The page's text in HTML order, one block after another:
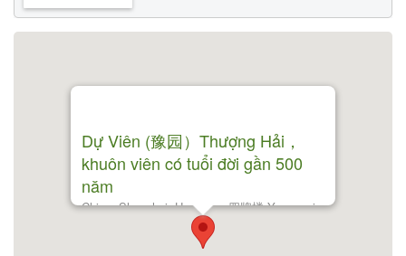
Dự Viên (豫园）Thượng Hải，
khuôn viên có tuổi đời gần 500
năm
China, Shanghai, Huangpu, 四牌楼 Yuyuanxin
Click vào đây để xemChỉ đường